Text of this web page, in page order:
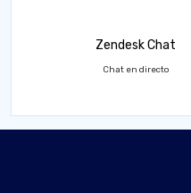
Zendesk Chat
Chat en directo